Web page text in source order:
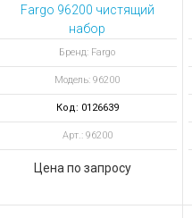
Запасные
Терминалы
оплаты
Архивные
Аккумуляторы для ноутбуков
Зарядные устройства для ноутбуков
Архивные товары
Fargo 96200 чистящий
набор
Бренд: Fargo
Модель: 96200
Код: 0126639
Арт.: 96200
Цена по запросу